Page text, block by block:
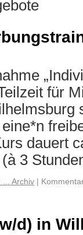
für
dauert
(à 3
... Archiv |
d) in